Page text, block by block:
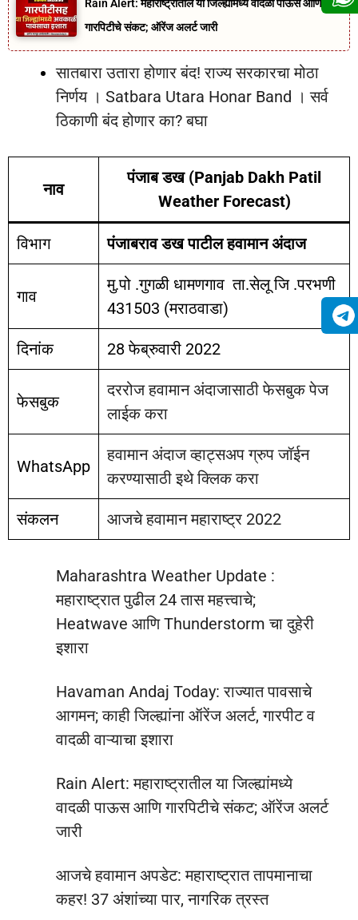
Rain Alert: महाराष्ट्रातील या जिल्ह्यांमध्ये वादळी पाऊस आणि
गारपिटीचे संकट; ऑरेंज अलर्ट जारी
सातबारा उतारा होणार बंद! राज्य सरकारचा मोठा
निर्णय । Satbara Utara Honar Band । सर्व
ठिकाणी बंद होणार का? बघा
नाव
पंजाब डख (Panjab Dakh Patil
Weather Forecast)
विभाग पंजाबराव डख पाटील हवामान अंदाज
गाव
मु.पो .गुगळी धामणगाव ता.सेलू जि .परभणी
431503 (मराठवाडा)
दिनांक 28 फेब्रुवारी 2022
फेसबुक
दररोज हवामान अंदाजासाठी फेसबुक पेज
लाईक करा
WhatsApp
हवामान अंदाज व्हाट्सअप ग्रुप जॉईन
करण्यासाठी इथे क्लिक करा
संकलन आजचे हवामान महाराष्ट्र 2022
Maharashtra Weather Update :
महाराष्ट्रात पुढील 24 तास महत्त्वाचे;
Heatwave आणि Thunderstorm चा दुहेरी
इशारा
Havaman Andaj Today: राज्यात पावसाचे
आगमन; काही जिल्ह्यांना ऑरेंज अलर्ट, गारपीट व
वादळी वाऱ्याचा इशारा
Rain Alert: महाराष्ट्रातील या जिल्ह्यांमध्ये
वादळी पाऊस आणि गारपिटीचे संकट; ऑरेंज अलर्ट
जारी
आजचे हवामान अपडेट: महाराष्ट्रात तापमानाचा
कहर! 37 अंशांच्या पार, नागरिक त्रस्त